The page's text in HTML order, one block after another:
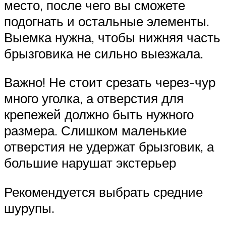
место, после чего вы сможете
подогнать и остальные элементы.
Выемка нужна, чтобы нижняя часть
брызговика не сильно выезжала.
Важно! Не стоит срезать через-чур
много уголка, а отверстия для
крепежей должно быть нужного
размера. Слишком маленькие
отверстия не удержат брызговик, а
большие нарушат экстерьер
Рекомендуется выбрать средние
шурупы.